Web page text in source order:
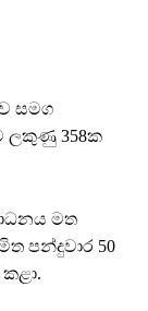
සමග
ලකුණු 358ක
මත
පන්දුවාර 50